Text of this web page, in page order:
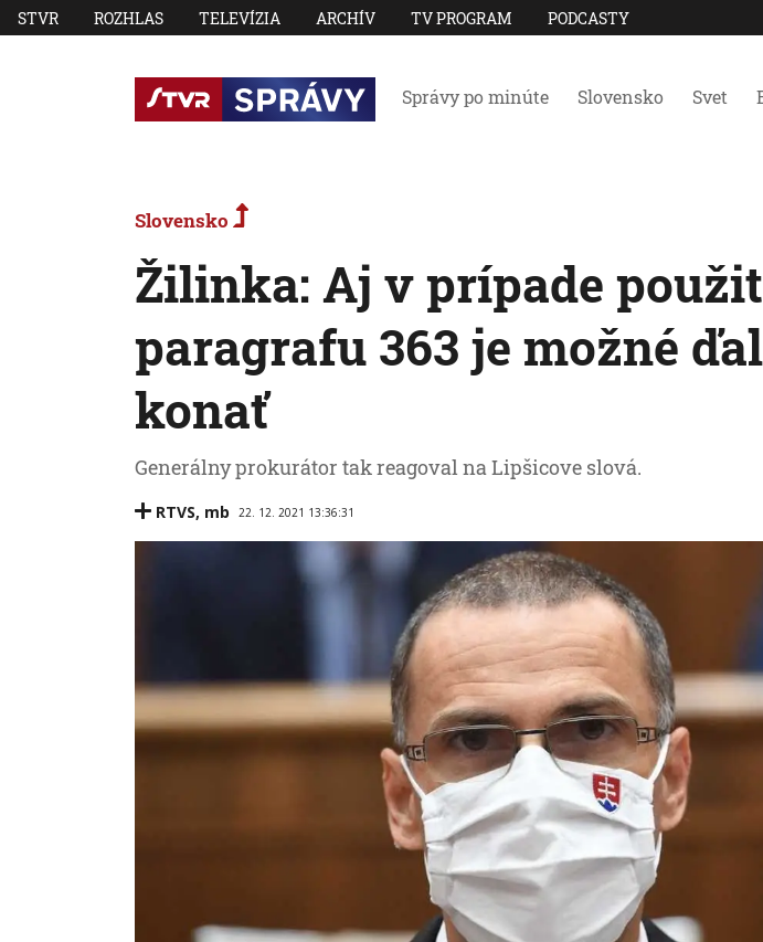
STVR ROZHLAS TELEVÍZIA ARCHÍV TV PROGRAM PODCASTY
Správy po minúte Slovensko Svet
Slovensko
Žilinka: Aj v prípade
paragrafu 363 je možné
konať
Generálny prokurátor tak reagoval na Lipšicove slová.
RTVS, mb 22. 12. 2021 13:36:31